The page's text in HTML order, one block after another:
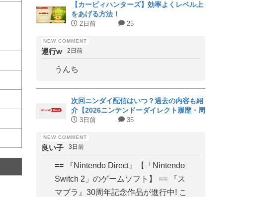
【カービィハンターズ】効率よくレベル上
をあげる方法！
2日前 25
運行w 2日前
うんち
次回ニンダイ配信はいつ？過去の内容も紹
介【2026ニンテンドーダイレクト履歴・周
期まとめ】
3日前 35
良い子 3日前
== 『Nintendo Direct』【「Nintendo
Switch 2」のゲームソフト】 == 『ス
マブラ』30周年記念作品が進行中! こ